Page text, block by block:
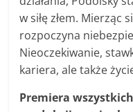
w siłę złem. Mierząc
rozpoczyna
Nieoczekiwanie,
kariera, ale także
Premiera